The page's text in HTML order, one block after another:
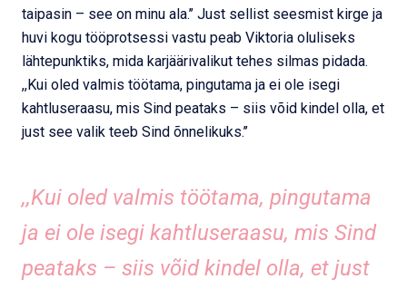
taipasin – see on minu ala.’’ Just sellist seesmist kirge ja
huvi kogu tööprotsessi vastu peab Viktoria oluliseks
lähtepunktiks, mida karjäärivalikut tehes silmas pidada.
,,Kui oled valmis töötama, pingutama ja ei ole isegi
kahtluseraasu, mis Sind peataks – siis võid kindel olla, et
just see valik teeb Sind õnnelikuks.’’
,,Kui oled valmis töötama, pingutama
ja ei ole isegi kahtluseraasu, mis Sind
peataks – siis võid kindel olla, et just